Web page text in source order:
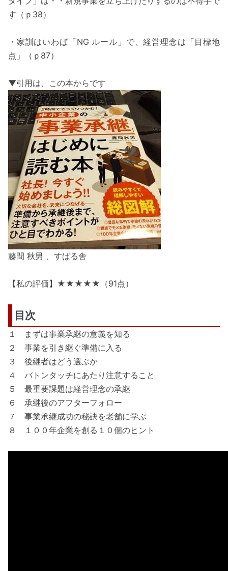
す（ｐ38）
・家訓はいわば「NG ルール」で、経営理念は「目標地
点」（ｐ87）
▼引用は、この本からです
藤間 秋男 、すばる舎
【私の評価】★★★★★（91点）
目次
１ まずは事業承継の意義を知る
２ 事業を引き継ぐ準備に入る
３ 後継者はどう選ぶか
４ バトンタッチにあたり注意すること
５ 最重要課題は経営理念の承継
６ 承継後のアフターフォロー
７ 事業承継成功の秘訣を老舗に学ぶ
８ １００年企業を創る１０個のヒント